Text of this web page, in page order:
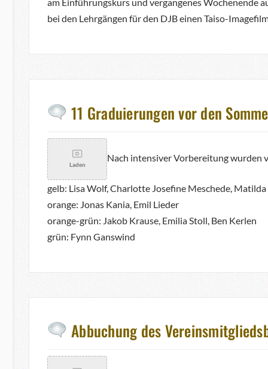
bei den Lehrgängen für den DJB einen Taiso-
11 Graduierungen vor den
Laden
Nach intensiver Vorbereitung wurden
gelb: Lisa Wolf, Charlotte Josefine Meschede,
orange: Jonas Kania, Emil Lieder
orange-grün: Jakob Krause, Emilia Stoll, Ben Kerlen
grün: Fynn Ganswind
Abbuchung des